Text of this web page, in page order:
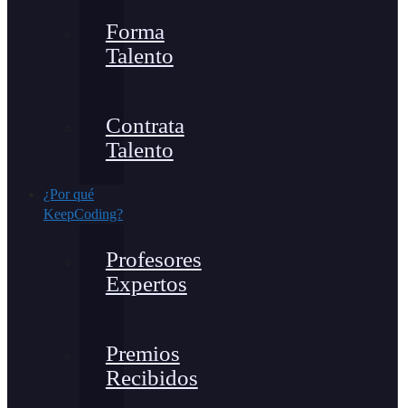
Forma
Talento
Contrata
Talento
¿Por qué
KeepCoding?
Profesores
Expertos
Premios
Recibidos